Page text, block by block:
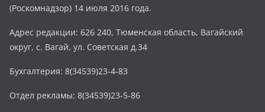
(Роскомнадзор) 14 июля 2016 года.
Адрес редакции: 626 240, Тюменская область, Вагайский
округ, с. Вагай, ул. Советская д.34
Бухгалтерия: 8(34539)23-4-83
Отдел рекламы: 8(34539)23-5-86